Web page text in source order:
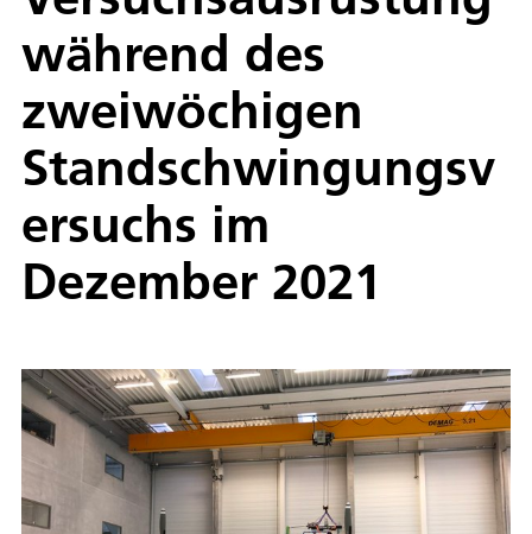
während des
zweiwöchigen
Standschwingungsv
ersuchs im
Dezember 2021